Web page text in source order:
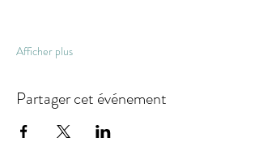
Afficher plus
Partager cet événement